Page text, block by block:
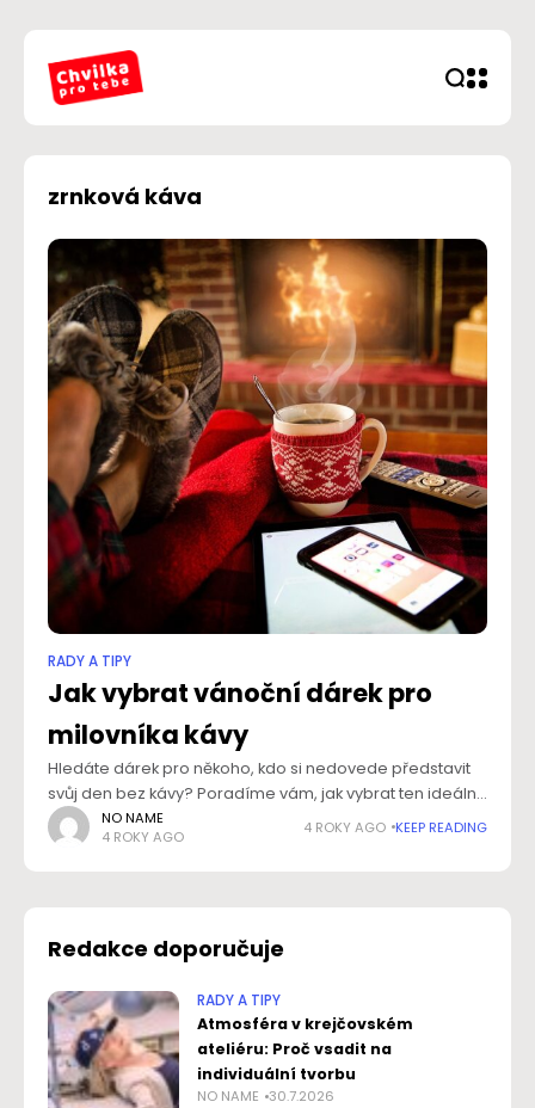
zrnková káva
RADY A TIPY
Jak vybrat vánoční dárek pro
milovníka kávy
Hledáte dárek pro někoho, kdo si nedovede představit
svůj den bez kávy? Poradíme vám, jak vybrat ten ideální.
Překvapte své blízké, rodinu a kamarády. Nebojte se
udělat radost i kolegům
NO NAME
4 ROKY AGO
4 ROKY AGO KEEP READING
Redakce doporučuje
RADY A TIPY
Atmosféra v krejčovském
ateliéru: Proč vsadit na
individuální tvorbu
NO NAME 30.7.2026